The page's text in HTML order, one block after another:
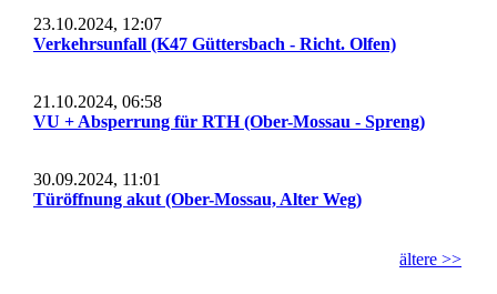
23.10.2024, 12:07
Verkehrsunfall (K47 Güttersbach - Richt. Olfen)
21.10.2024, 06:58
VU + Absperrung für RTH (Ober-Mossau - Spreng)
30.09.2024, 11:01
Türöffnung akut (Ober-Mossau, Alter Weg)
ältere >>